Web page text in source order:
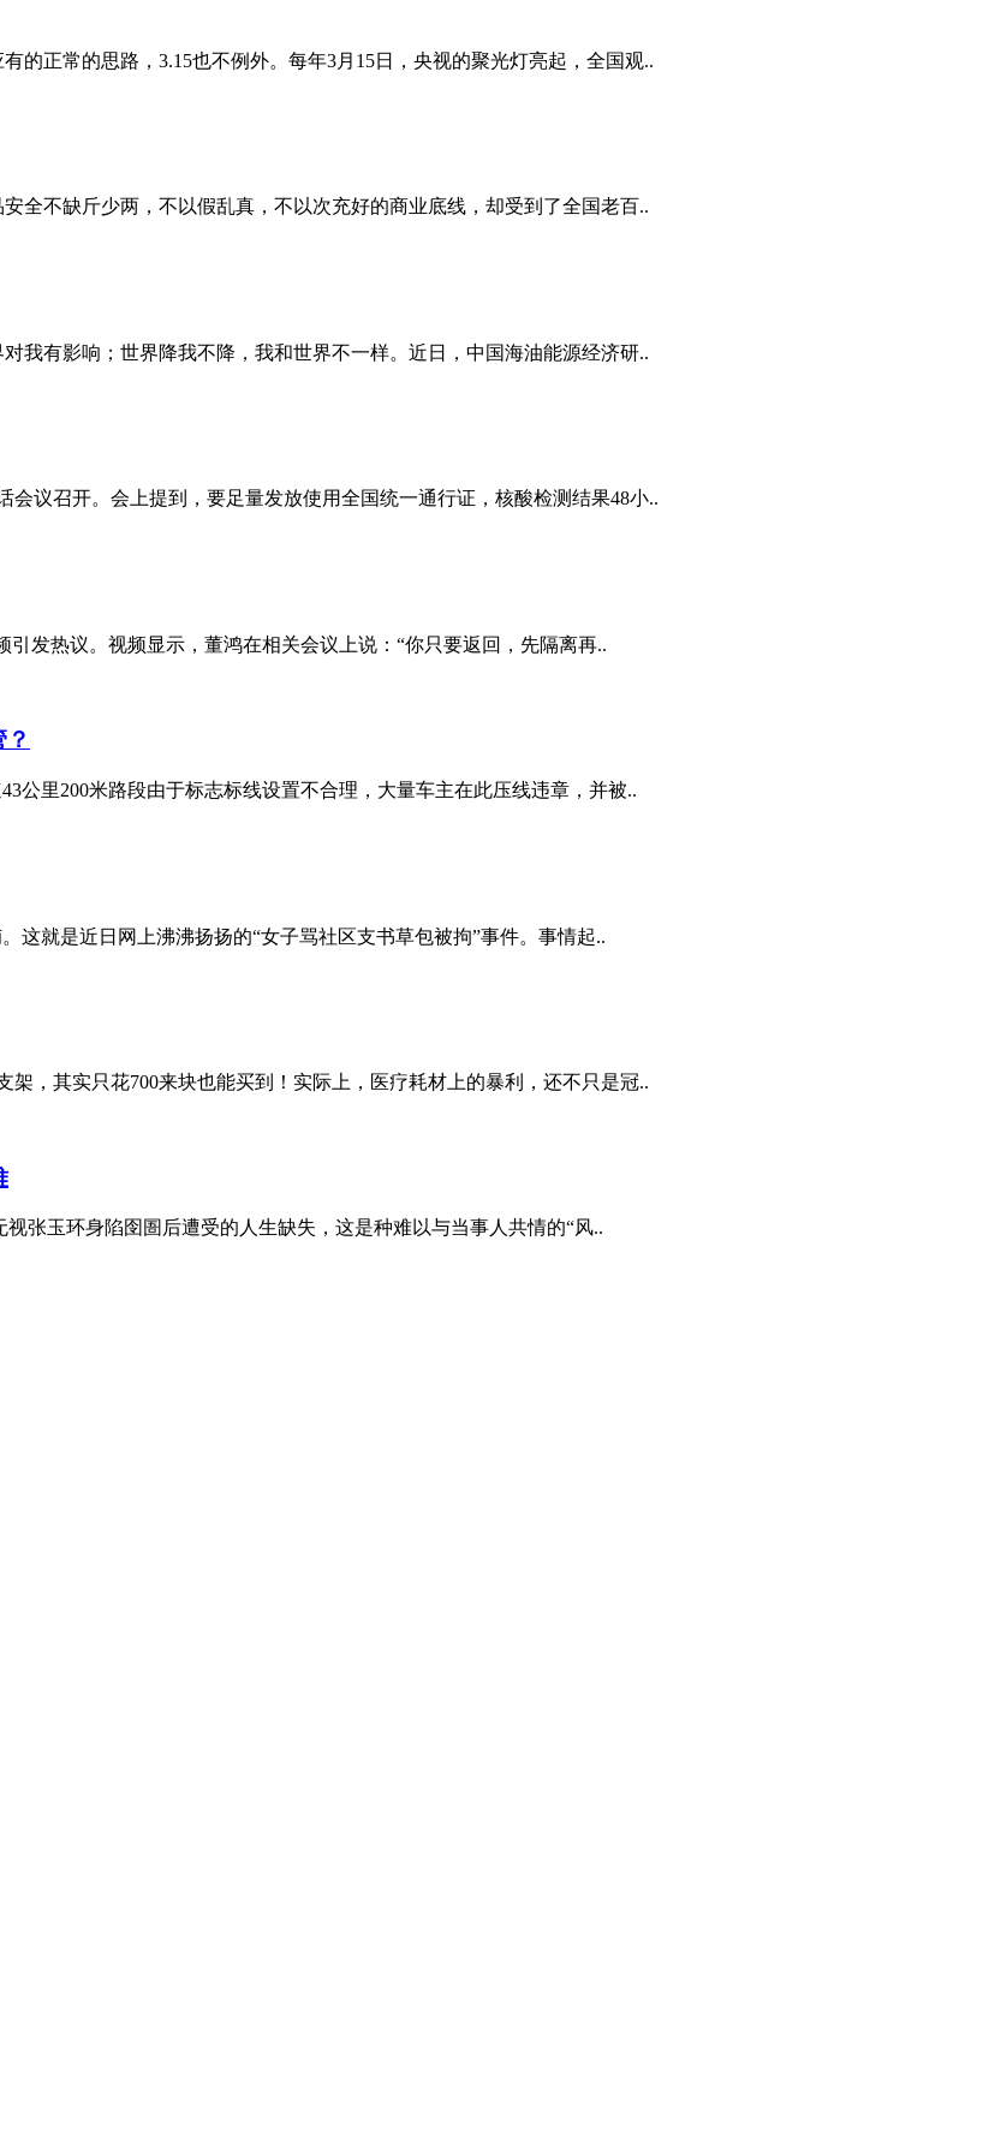
的正常的思路，3.15也不例外。每年3月15日，央视的聚光灯亮起，全国观..
全不缺斤少两，不以假乱真，不以次充好的商业底线，却受到了全国老百..
我有影响；世界降我不降，我和世界不一样。近日，中国海油能源经济研..
议召开。会上提到，要足量发放使用全国统一通行证，核酸检测结果48小..
发热议。视频显示，董鸿在相关会议上说：“你只要返回，先隔离再..
公里200米路段由于标志标线设置不合理，大量车主在此压线违章，并被..
这就是近日网上沸沸扬扬的“女子骂社区支书草包被拘”事件。事情起..
，其实只花700来块也能买到！实际上，医疗耗材上的暴利，还不只是冠..
张玉环身陷囹圄后遭受的人生缺失，这是种难以与当事人共情的“风..